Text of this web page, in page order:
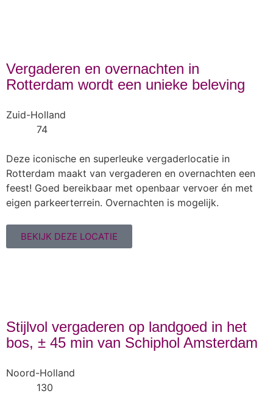
Vergaderen en overnachten in
Rotterdam wordt een unieke beleving
Zuid-Holland
74
Deze iconische en superleuke vergaderlocatie in
Rotterdam maakt van vergaderen en overnachten een
feest! Goed bereikbaar met openbaar vervoer én met
eigen parkeerterrein. Overnachten is mogelijk.
BEKIJK DEZE LOCATIE
Stijlvol vergaderen op landgoed in het
bos, ± 45 min van Schiphol Amsterdam
Noord-Holland
130